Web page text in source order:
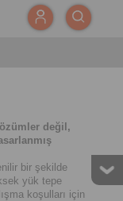
değil,
bir şekilde
yük tepe
koşulları için